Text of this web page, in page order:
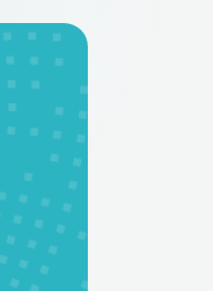
Аккумуляторные
батареи на заказ